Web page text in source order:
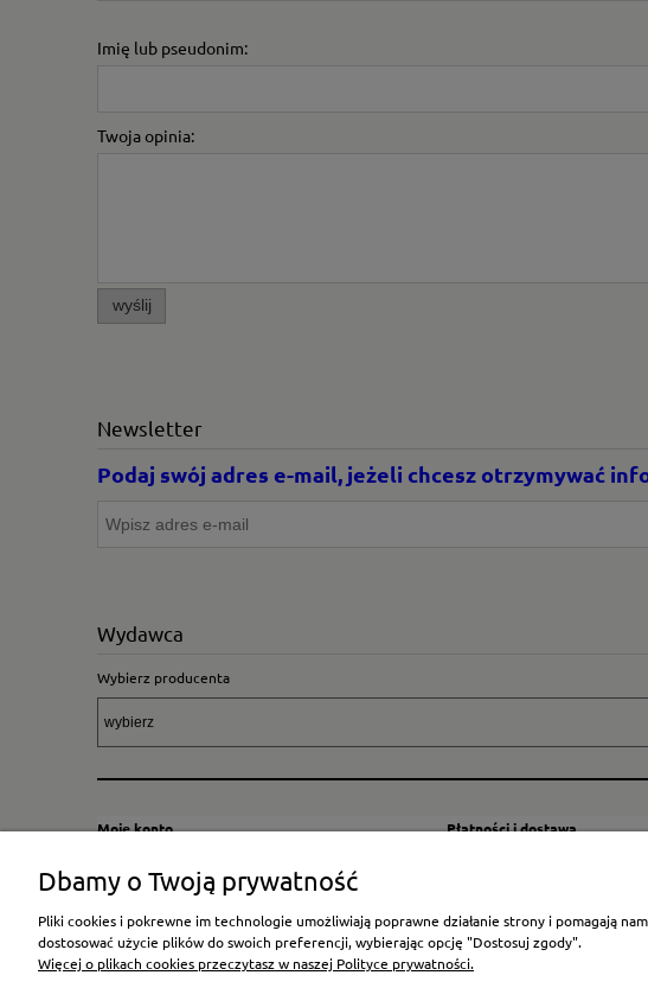
Imię lub pseudonim:
Twoja opinia:
wyślij
Newsletter
Podaj swój adres e-mail, jeżeli chcesz otrzymywać
Wydawca
Wybierz producenta
Moje konto
Twoje zamówienia
Przechowalnia
Płatności i dostawa
Płatność
Dbamy o Twoją prywatność
Pliki cookies i pokrewne im technologie umożliwiają poprawne działanie strony i pomagają
dostosować użycie plików do swoich preferencji, wybierając opcję "Dostosuj zgody".
Więcej o plikach cookies przeczytasz w naszej Polityce prywatności.